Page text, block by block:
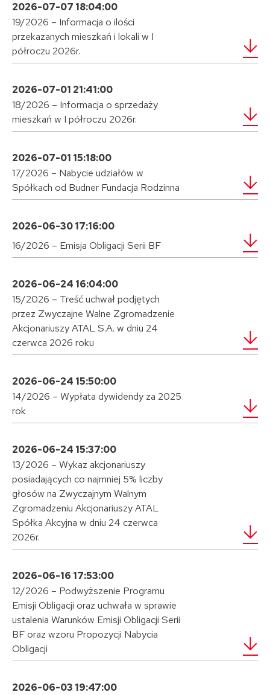
2026-07-07 18:04:00
19/2026 – Informacja o ilości
przekazanych mieszkań i lokali w I
półroczu 2026r.
2026-07-01 21:41:00
18/2026 – Informacja o sprzedaży
mieszkań w I półroczu 2026r.
2026-07-01 15:18:00
17/2026 – Nabycie udziałów w
Spółkach od Budner Fundacja Rodzinna
2026-06-30 17:16:00
16/2026 – Emisja Obligacji Serii BF
2026-06-24 16:04:00
15/2026 – Treść uchwał podjętych
przez Zwyczajne Walne Zgromadzenie
Akcjonariuszy ATAL S.A. w dniu 24
czerwca 2026 roku
2026-06-24 15:50:00
14/2026 – Wypłata dywidendy za 2025
rok
2026-06-24 15:37:00
13/2026 – Wykaz akcjonariuszy
posiadających co najmniej 5% liczby
głosów na Zwyczajnym Walnym
Zgromadzeniu Akcjonariuszy ATAL
Spółka Akcyjna w dniu 24 czerwca
2026r.
2026-06-16 17:53:00
12/2026 – Podwyższenie Programu
Emisji Obligacji oraz uchwała w sprawie
ustalenia Warunków Emisji Obligacji Serii
BF oraz wzoru Propozycji Nabycia
Obligacji
2026-06-03 19:47:00